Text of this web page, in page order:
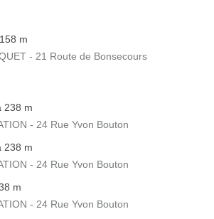
m
- 21 Route de Bonsecours
238 m
- 24 Rue Yvon Bouton
238 m
- 24 Rue Yvon Bouton
m
- 24 Rue Yvon Bouton